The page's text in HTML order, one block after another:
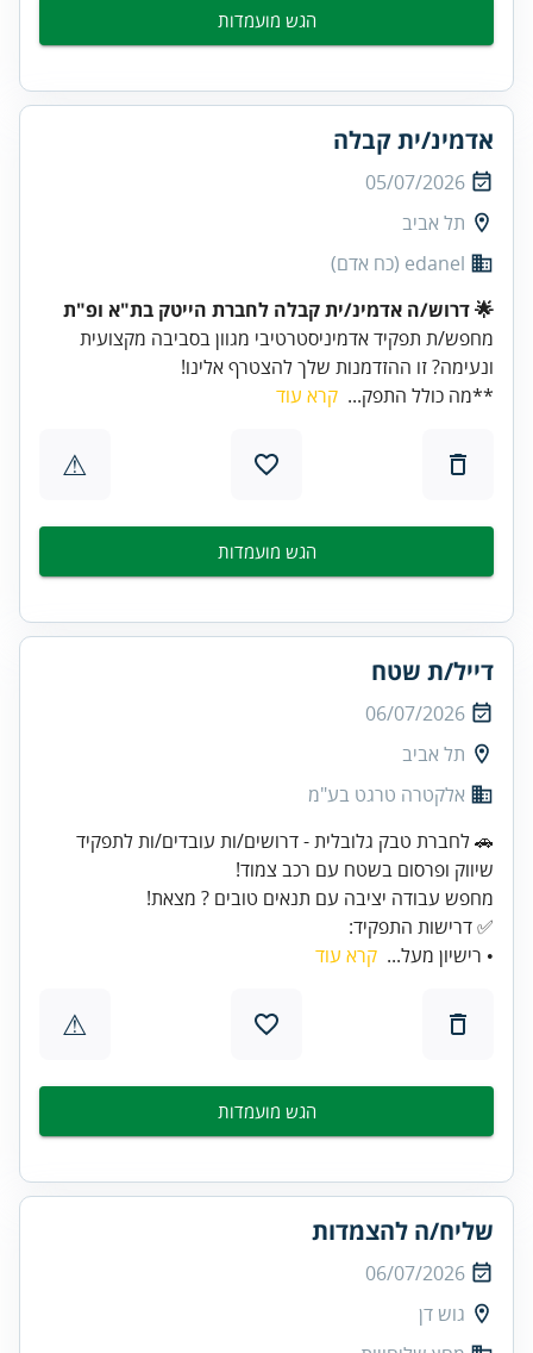
הגש מועמדות
אדמינ/ית קבלה
05/07/2026
תל אביב
edanel (כח אדם)
🌟 דרוש/ה אדמינ/ית קבלה לחברת הייטק בת"א ופ"ת
מחפש/ת תפקיד אדמיניסטרטיבי מגוון בסביבה מקצועית
ונעימה? זו ההזדמנות שלך להצטרף אלינו!
**מה כולל התפק... קרא עוד
⚠
הגש מועמדות
דייל/ת שטח
06/07/2026
תל אביב
אלקטרה טרגט בע"מ
🚗 לחברת טבק גלובלית - דרושים/ות עובדים/ות לתפקיד
✅ דרישות התפקיד:
• רישיון מעל... קרא עוד
⚠
הגש מועמדות
שליח/ה להצמדות
06/07/2026
גוש דן